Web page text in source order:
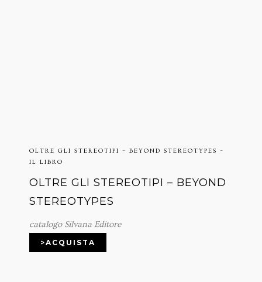
OLTRE GLI STEREOTIPI – BEYOND STEREOTYPES –
IL LIBRO
OLTRE GLI STEREOTIPI – BEYOND
STEREOTYPES
catalogo Silvana Editore
>ACQUISTA